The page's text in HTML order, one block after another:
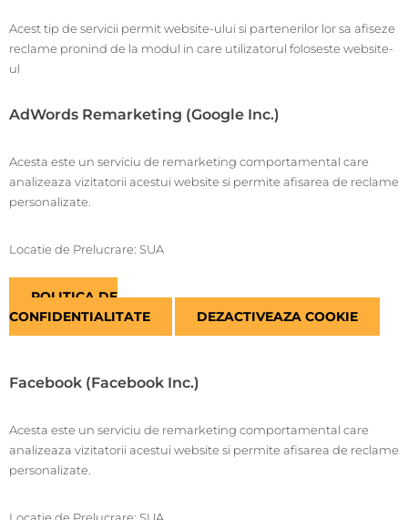
Acest tip de servicii permit website-ului si partenerilor lor sa afiseze
reclame pronind de la modul in care utilizatorul foloseste website-
ul
AdWords Remarketing (Google Inc.)
Acesta este un serviciu de remarketing comportamental care
analizeaza vizitatorii acestui website si permite afisarea de reclame
personalizate.
Locatie de Prelucrare: SUA
POLITICA DE
CONFIDENTIALITATE
DEZACTIVEAZA COOKIE
Facebook (Facebook Inc.)
Acesta este un serviciu de remarketing comportamental care
analizeaza vizitatorii acestui website si permite afisarea de reclame
personalizate.
Locatie de Prelucrare: SUA